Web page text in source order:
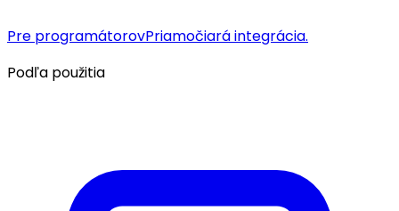
Pre programátorovPriamočiará integrácia.
Podľa použitia